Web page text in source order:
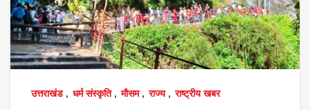
उत्तराखंड, धर्म संस्कृति, मौसम, राज्य, राष्ट्रीय खबर